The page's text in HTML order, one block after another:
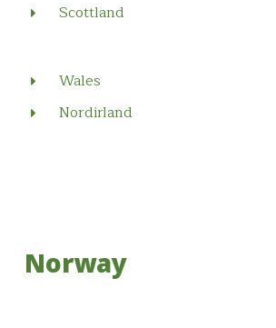
Scottland
Wales
Nordirland
Norway